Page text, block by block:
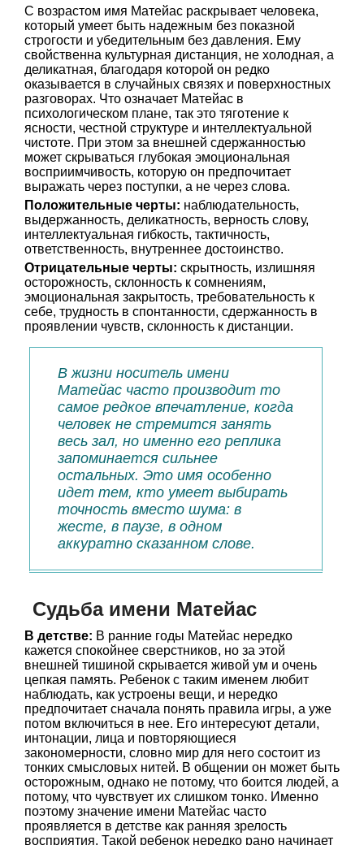
С возрастом имя Матейас раскрывает человека,
который умеет быть надежным без показной
строгости и убедительным без давления. Ему
свойственна культурная дистанция, не холодная, а
деликатная, благодаря которой он редко
оказывается в случайных связях и поверхностных
разговорах. Что означает Матейас в
психологическом плане, так это тяготение к
ясности, честной структуре и интеллектуальной
чистоте. При этом за внешней сдержанностью
может скрываться глубокая эмоциональная
восприимчивость, которую он предпочитает
выражать через поступки, а не через слова.
Положительные черты: наблюдательность,
выдержанность, деликатность, верность слову,
интеллектуальная гибкость, тактичность,
ответственность, внутреннее достоинство.
Отрицательные черты: скрытность, излишняя
осторожность, склонность к сомнениям,
эмоциональная закрытость, требовательность к
себе, трудность в спонтанности, сдержанность в
проявлении чувств, склонность к дистанции.
В жизни носитель имени
Матейас часто производит то
самое редкое впечатление, когда
человек не стремится занять
весь зал, но именно его реплика
запоминается сильнее
остальных. Это имя особенно
идет тем, кто умеет выбирать
точность вместо шума: в
жесте, в паузе, в одном
аккуратно сказанном слове.
Судьба имени Матейас
В детстве: В ранние годы Матейас нередко
кажется спокойнее сверстников, но за этой
внешней тишиной скрывается живой ум и очень
цепкая память. Ребенок с таким именем любит
наблюдать, как устроены вещи, и нередко
предпочитает сначала понять правила игры, а уже
потом включиться в нее. Его интересуют детали,
интонации, лица и повторяющиеся
закономерности, словно мир для него состоит из
тонких смысловых нитей. В общении он может быть
осторожным, однако не потому, что боится людей, а
потому, что чувствует их слишком тонко. Именно
поэтому значение имени Матейас часто
проявляется в детстве как ранняя зрелость
восприятия. Такой ребенок нередко рано начинает